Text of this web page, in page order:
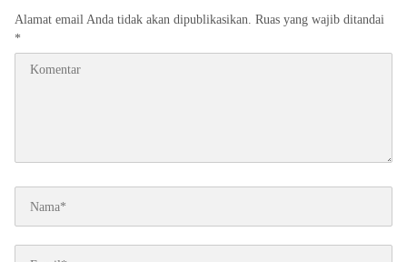
Alamat email Anda tidak akan dipublikasikan. Ruas yang wajib ditandai
*